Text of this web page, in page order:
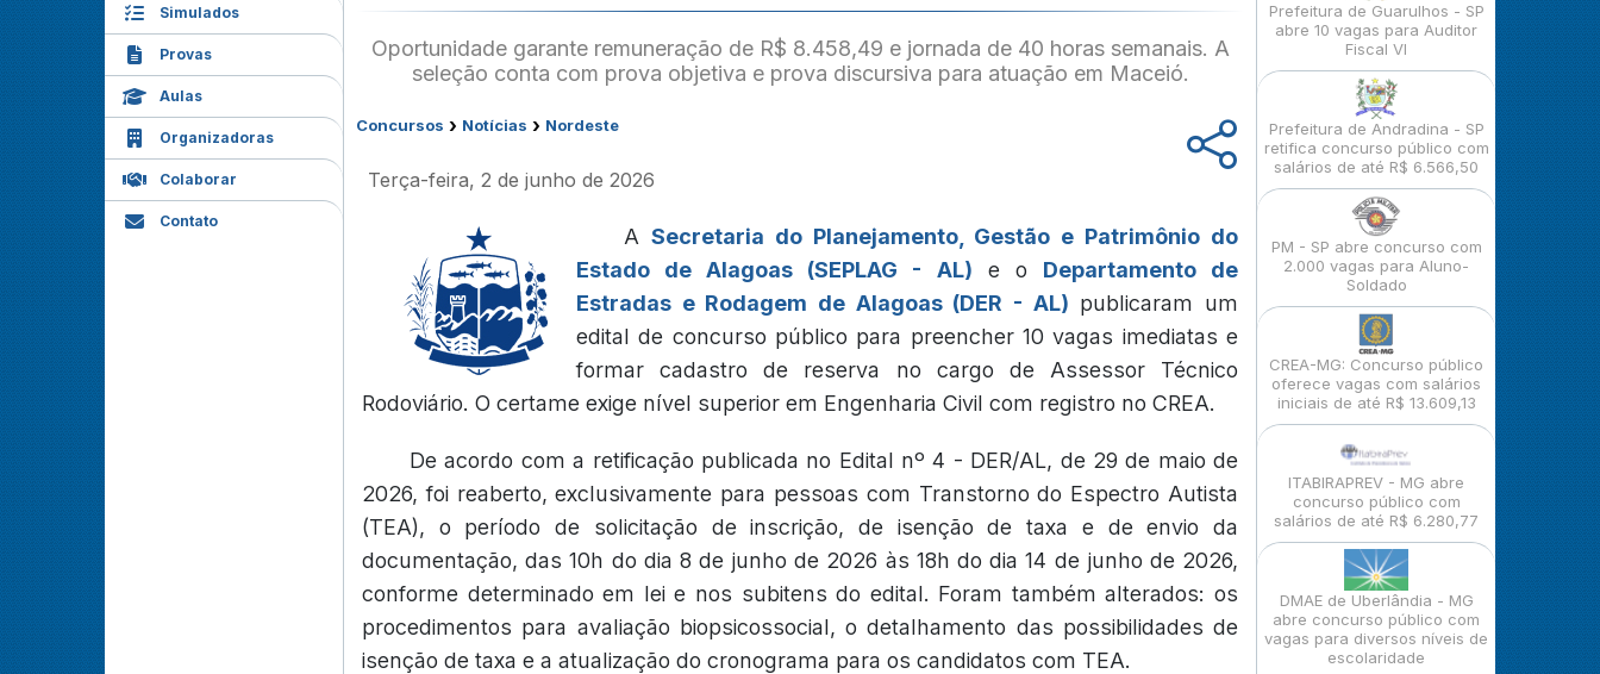
Simulados
Provas
Aulas
Organizadoras
Colaborar
Contato
Oportunidade garante remuneração de R$ 8.458,49 e jornada de 40 horas semanais. A
seleção conta com prova objetiva e prova discursiva para atuação em Maceió.
Concursos › Notícias › Nordeste
Terça-feira, 2 de junho de 2026
A Secretaria do Planejamento, Gestão e Patrimônio do
Estado de Alagoas (SEPLAG - AL) e o Departamento de
Estradas e Rodagem de Alagoas (DER - AL) publicaram um
edital de concurso público para preencher 10 vagas imediatas e
formar cadastro de reserva no cargo de Assessor Técnico
Rodoviário. O certame exige nível superior em Engenharia Civil com registro no CREA.
De acordo com a retificação publicada no Edital nº 4 - DER/AL, de 29 de maio de
2026, foi reaberto, exclusivamente para pessoas com Transtorno do Espectro Autista
(TEA), o período de solicitação de inscrição, de isenção de taxa e de envio da
documentação, das 10h do dia 8 de junho de 2026 às 18h do dia 14 de junho de 2026,
conforme determinado em lei e nos subitens do edital. Foram também alterados: os
procedimentos para avaliação biopsicossocial, o detalhamento das possibilidades de
isenção de taxa e a atualização do cronograma para os candidatos com TEA.
Prefeitura de Guarulhos - SP
abre 10 vagas para Auditor
Fiscal VI
Prefeitura de Andradina - SP
retifica concurso público com
salários de até R$ 6.566,50
PM - SP abre concurso com
2.000 vagas para Aluno-
Soldado
CREA-MG: Concurso público
oferece vagas com salários
iniciais de até R$ 13.609,13
ITABIRAPREV - MG abre
concurso público com
salários de até R$ 6.280,77
DMAE de Uberlândia - MG
abre concurso público com
vagas para diversos níveis de
escolaridade